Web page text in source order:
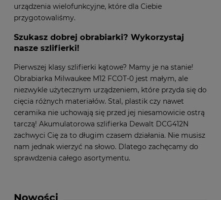
urządzenia wielofunkcyjne, które dla Ciebie
przygotowaliśmy.
Szukasz dobrej obrabiarki? Wykorzystaj
nasze szlifierki!
Pierwszej klasy szlifierki kątowe? Mamy je na stanie!
Obrabiarka Milwaukee M12 FCOT-0 jest małym, ale
niezwykle użytecznym urządzeniem, które przyda się do
cięcia różnych materiałów. Stal, plastik czy nawet
ceramika nie uchowają się przed jej niesamowicie ostrą
tarczą! Akumulatorowa szlifierka Dewalt DCG412N
zachwyci Cię za to długim czasem działania. Nie musisz
nam jednak wierzyć na słowo. Dlatego zachęcamy do
sprawdzenia całego asortymentu.
Nowości